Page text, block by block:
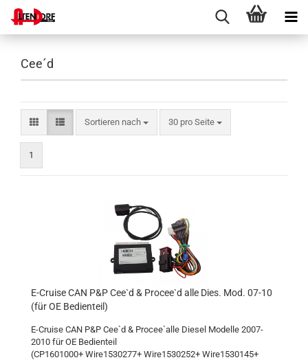
Cee´d
Sortieren nach
Sortieren nach 30 pro Seite
pro Seite
1
E-Cruise CAN P&P Cee`d & Procee`d alle Dies. Mod. 07-10
(für OE Bedienteil)
E-Cruise CAN P&P Cee`d & Procee`alle Diesel Modelle 2007-
2010 für OE Bedienteil
(CP1601000+ Wire1530277+ Wire1530252+ Wire1530145+